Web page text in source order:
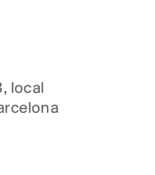
local